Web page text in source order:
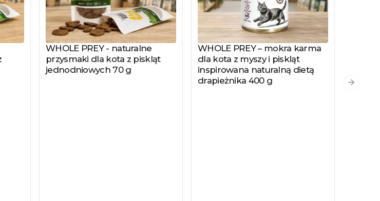
Zobacz produkt
WHOLE PREY - naturalne
przysmaki dla kota z piskląt
jednodniowych 70 g
Zobacz produkt
WHOLE PREY – mokra karma
dla kota z myszy i piskląt
inspirowana naturalną dietą
drapieżnika 400 g